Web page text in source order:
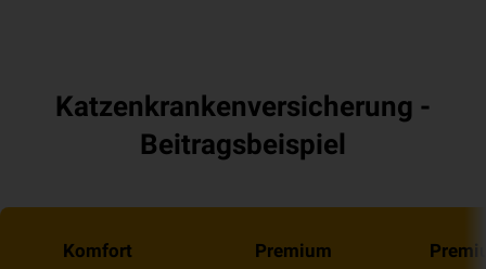
Katzenkrankenversicherung -
Beitragsbeispiel
Komfort Premium